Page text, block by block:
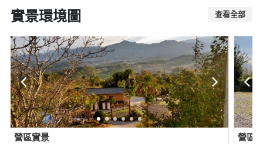
實景環境圖 查看全部
營區實景 營區